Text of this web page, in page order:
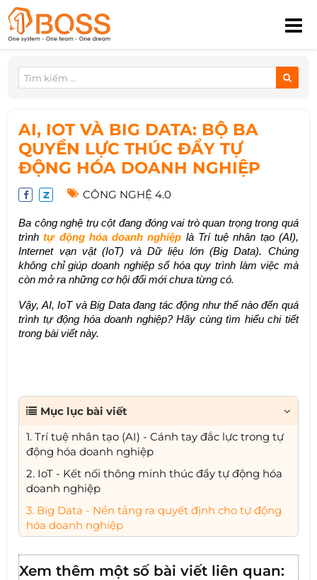
AI, IOT VÀ BIG DATA: BỘ BA
QUYỀN LỰC THÚC ĐẨY TỰ
ĐỘNG HÓA DOANH NGHIỆP
CÔNG NGHỆ 4.0
Ba công nghệ trụ cột đang đóng vai trò quan trọng trong quá
trìnhtự động hóa doanh nghiệp là Trí tuệ nhân tạo (AI),
Internet vạn vật (IoT) và Dữ liệu lớn (Big Data). Chúng
không chỉ giúp doanh nghiệp số hóa quy trình làm việc mà
còn mở ra những cơ hội đổi mới chưa từng có.
Vậy, AI, IoT và Big Data đang tác động như thế nào đến quá
trình tự động hóa doanh nghiệp? Hãy cùng tìm hiểu chi tiết
trong bài viết này.
Mục lục bài viết
1. Trí tuệ nhân tạo (AI) - Cánh tay đắc lực trong tự
động hóa doanh nghiệp
2. IoT - Kết nối thông minh thúc đẩy tự động hóa
doanh nghiệp
3. Big Data - Nền tảng ra quyết định cho tự động
hóa doanh nghiệp
Xem thêm một số bài viết liên quan: